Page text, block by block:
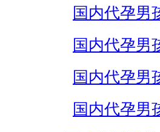
国内代孕男
国内代孕男
国内代孕男
国内代孕男